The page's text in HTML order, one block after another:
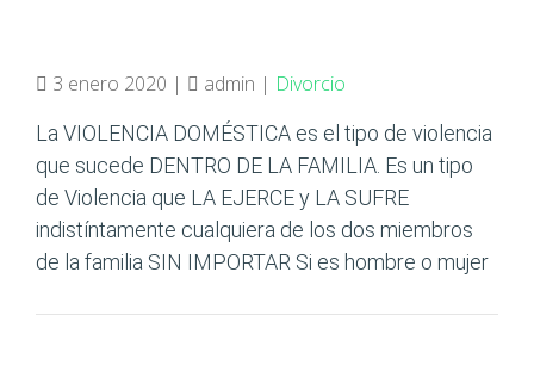
3 enero 2020 | admin | Divorcio
La VIOLENCIA DOMÉSTICA es el tipo de violencia
que sucede DENTRO DE LA FAMILIA. Es un tipo
de Violencia que LA EJERCE y LA SUFRE
indistíntamente cualquiera de los dos miembros
de la familia SIN IMPORTAR Si es hombre o mujer